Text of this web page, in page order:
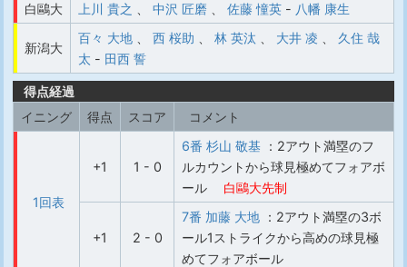
白鷗大
上川 貴之 中沢 匠磨 佐藤 憧英 - 八幡 康生
新潟大
百々 大地 西 桜助 林 英汰 大井 凌
久住 哉
太 - 田西 誓
得点経過
イニング
得点 スコア コメント
1回表
+1 1 - 0
6番 杉山 敬基 ：2アウト満塁のフ
ルカウントから球見極めてフォアボ
ール
白鷗大先制
+1 2 - 0
7番 加藤 大地 ：2アウト満塁の3ボ
ール1ストライクから高めの球見極
めてフォアボール